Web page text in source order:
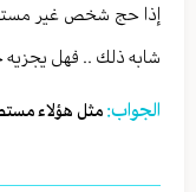
إذا حج شخص غير
شابه ذلك .. فهل يجزيه
الجواب: مثل هؤلاء